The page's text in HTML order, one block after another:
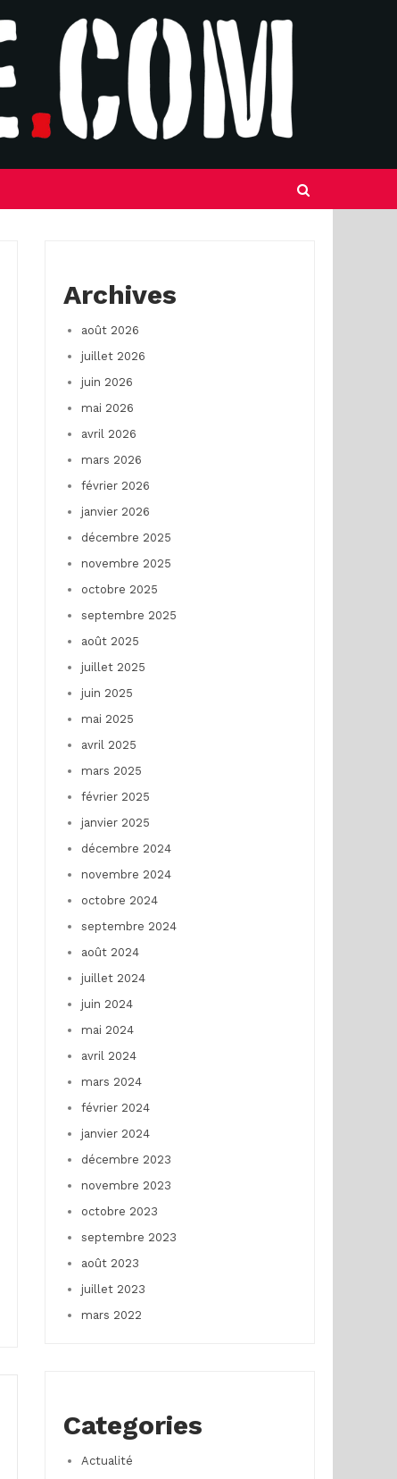
Archives
août 2026
juillet 2026
juin 2026
mai 2026
avril 2026
mars 2026
février 2026
janvier 2026
décembre 2025
novembre 2025
octobre 2025
septembre 2025
août 2025
juillet 2025
juin 2025
mai 2025
avril 2025
mars 2025
février 2025
janvier 2025
décembre 2024
novembre 2024
octobre 2024
septembre 2024
août 2024
juillet 2024
juin 2024
mai 2024
avril 2024
mars 2024
février 2024
janvier 2024
décembre 2023
novembre 2023
octobre 2023
septembre 2023
août 2023
juillet 2023
mars 2022
Categories
Actualité